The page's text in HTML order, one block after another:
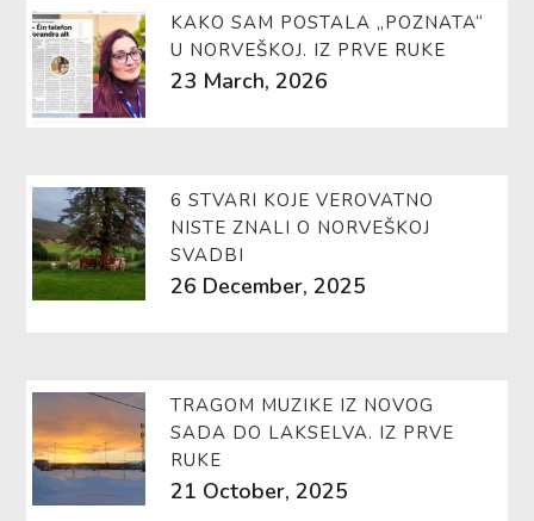
KAKO SAM POSTALA „POZNATA“
U NORVEŠKOJ. IZ PRVE RUKE
23 March, 2026
6 STVARI KOJE VEROVATNO
NISTE ZNALI O NORVEŠKOJ
SVADBI
26 December, 2025
TRAGOM MUZIKE IZ NOVOG
SADA DO LAKSELVA. IZ PRVE
RUKE
21 October, 2025